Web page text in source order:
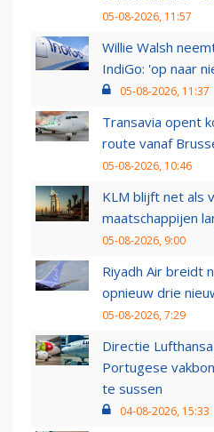
05-08-2026, 11:57
Willie Walsh
IndiGo: 'op naar
05-08-2026, 11:37
Transavia opent
route vanaf
05-08-2026, 10:46
KLM blijft net als
maatschappijen
05-08-2026, 9:00
Riyadh Air breidt
opnieuw drie
05-08-2026, 7:29
Directie
Portugese
te sussen
04-08-2026, 15:33